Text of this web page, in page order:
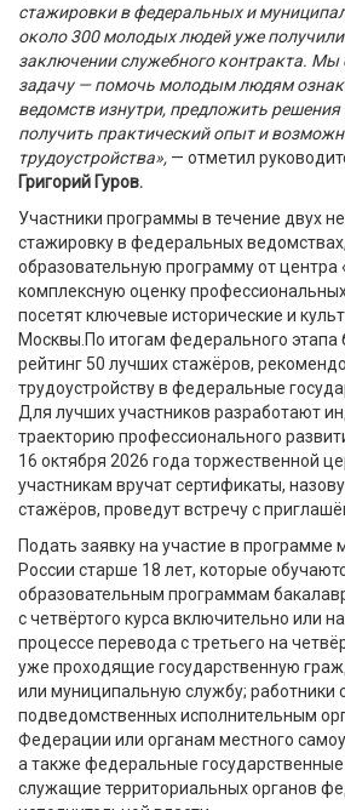
стажировки в федеральных и
около 300 молодых людей уже
заключении служебного контракта. Мы
задачу — помочь молодым людям
ведомств изнутри, предложить
получить практический опыт и
трудоустройства», — отметил
Григорий Гуров.
Участники программы в течение двух
стажировку в федеральных
образовательную программу от центра
комплексную оценку
посетят ключевые исторические и
Москвы. По итогам федерального
рейтинг 50 лучших стажёров,
трудоустройству в федеральные
Для лучших участников разработают
траекторию профессионального
16 октября 2026 года торжественной
участникам вручат сертификаты,
стажёров, проведут встречу с
Подать заявку на участие в программе
России старше 18 лет, которые
образовательным программам
с четвёртого курса включительно или
процессе перевода с третьего на
уже проходящие государственную
или муниципальную службу; работники
подведомственных исполнительным
Федерации или органам местного
а также федеральные
служащие территориальных органов